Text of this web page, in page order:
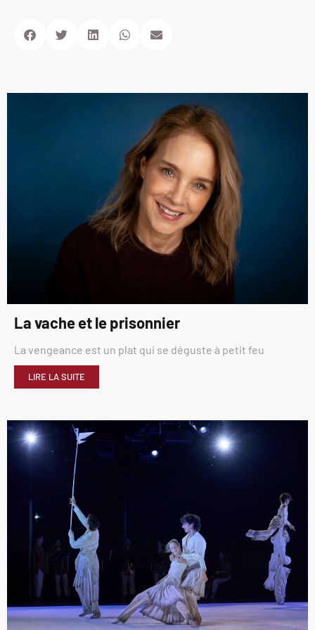
La vache et le prisonnier
La vengeance est un plat qui se déguste à petit feu
LIRE LA SUITE